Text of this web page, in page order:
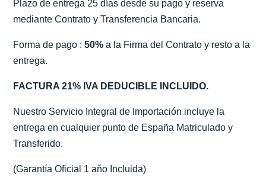
Plazo de entrega 25 días desde su pago y reserva
mediante Contrato y Transferencia Bancaria.
Forma de pago :50% a la Firma del Contrato y resto a la
entrega.
FACTURA 21% IVA DEDUCIBLE INCLUIDO.
Nuestro Servicio Integral de Importación incluye la
entrega en cualquier punto de España Matriculado y
Transferido.
(Garantía Oficial 1 aňo Incluida)